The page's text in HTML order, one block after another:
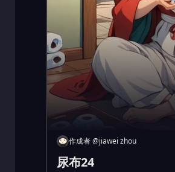
作成者@jiawei zhou
尿布24